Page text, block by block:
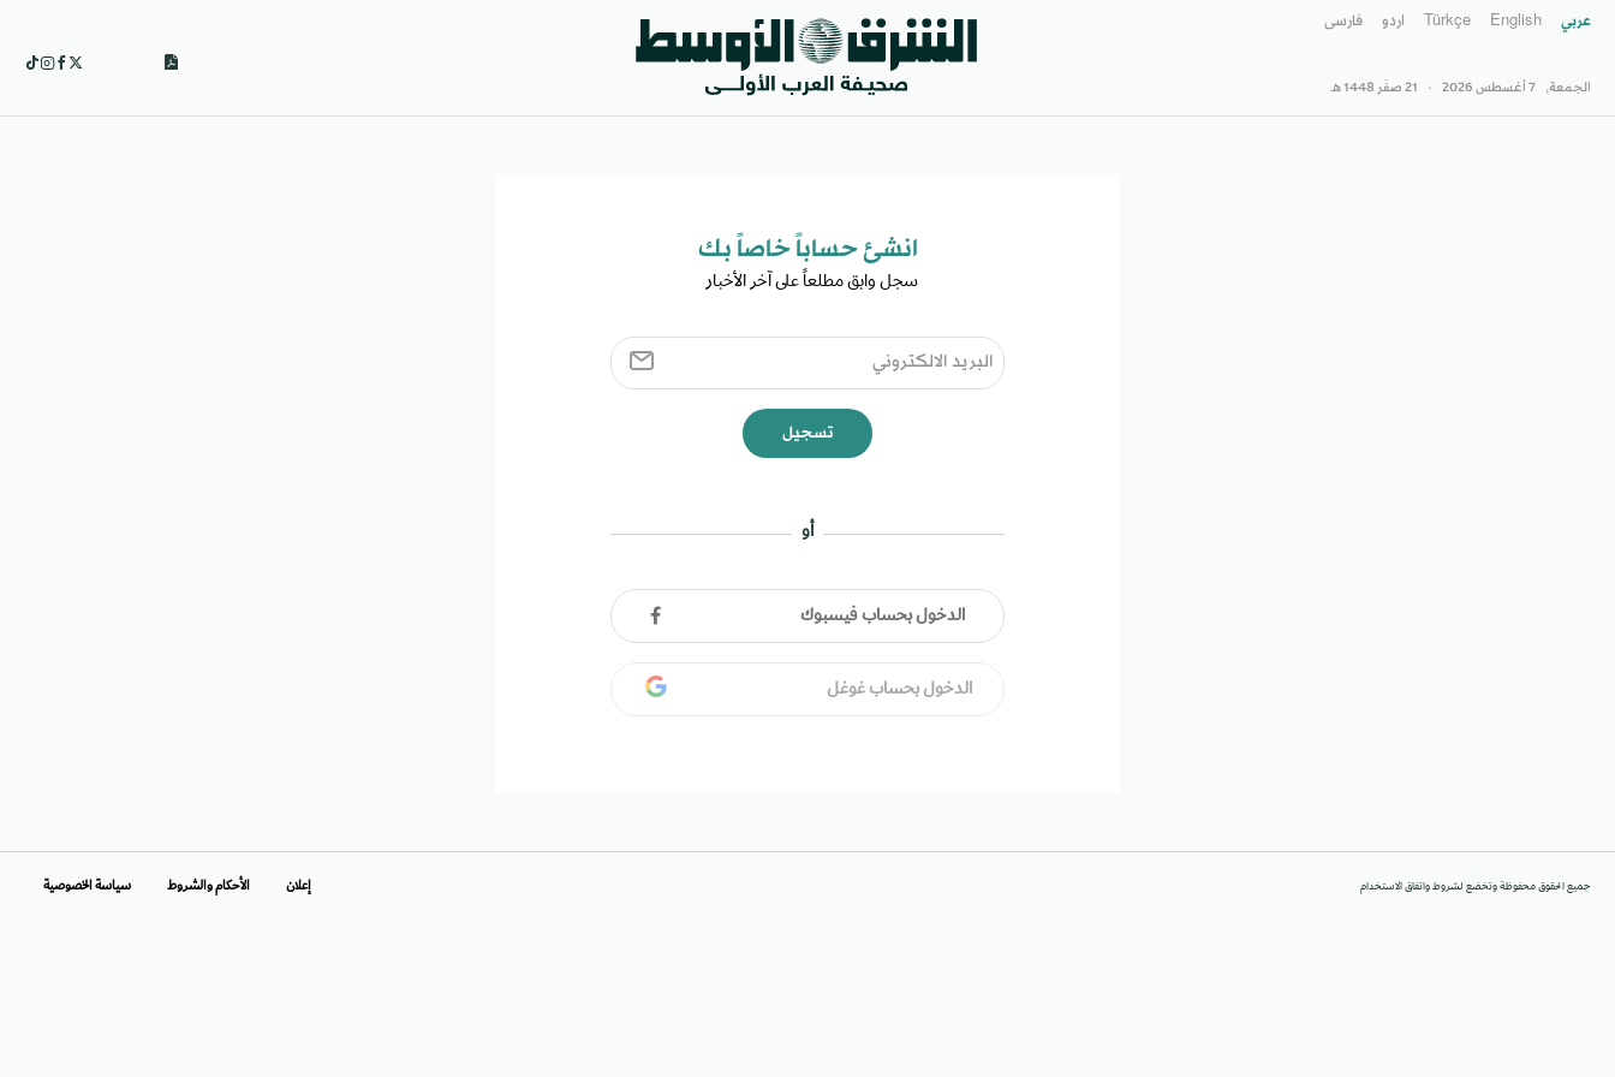
عربي English
Türkçe اردو فارسى
الجمعة, 7 أغسطس 2026 - 21 صفَر 1448 هـ
انشئ حساباً خاصاً بك​
سجل وابق مطلعاً على آخر الأخبار ​
تسجيل
أو
الدخول بحساب فيسبوك
الدخول بحساب غوغل
جميع الحقوق محفوظة وتخضع لشروط واتفاق الاستخدام إعلان الأحكام والشروط سياسة الخصوصية